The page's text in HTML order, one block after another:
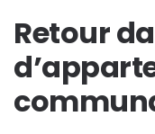
Retour